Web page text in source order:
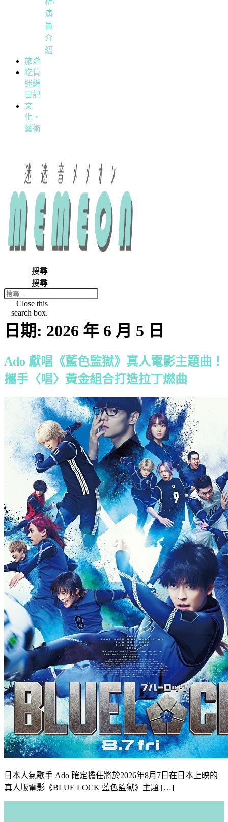
演
員
介
紹
旅遊
吃貨
迷編
日記
文
化・
藝術
搜尋
搜尋
Close this
search box.
日期: 2026 年 6 月 5 日
Ado 獻唱《藍色監獄》真人電影主題曲！
攜手〈唱〉黃金組合打造拉丁燃曲
日本人氣歌手 Ado 確定擔任將於2026年8月7日在日本上映的
真人版電影《BLUE LOCK 藍色監獄》主題 […]